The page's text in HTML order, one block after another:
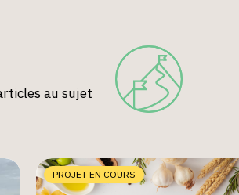
au sujet
PROJET EN COURS